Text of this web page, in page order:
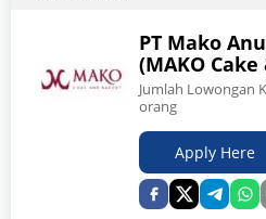
PT Mako
(MAKO
Jumlah Lowongan
orang
Apply Here